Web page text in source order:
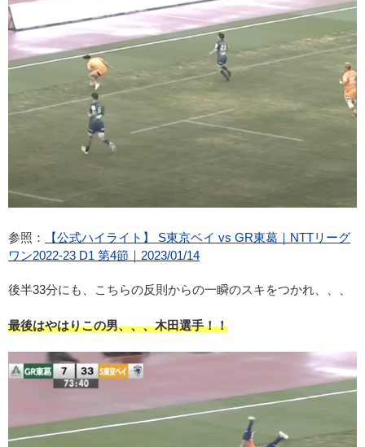
参照：
【公式ハイライト】 S東京ベイ vs GR東葛｜NTTリーグ
ワン2022-23 D1 第4節｜2023/01/14
後半33分にも、こちらの反則からの一瞬のスキをつかれ、、、
最後はやはりこの男、、、木田選手！！